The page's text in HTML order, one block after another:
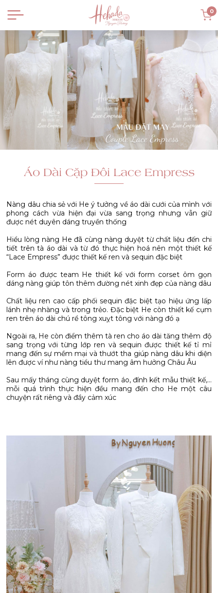
0
Áo Dài Cặp Đôi Lace Empress
Nàng dâu chia sẻ với He ý tưởng về áo dài cưới của mình với
phong cách vừa hiện đại vừa sang trọng nhưng vẫn giữ
được nét duyên dáng truyền thống
Hiểu lòng nàng He đã cùng nàng duyệt từ chất liệu đến chi
tiết trên tà áo dài và từ đó thực hiện hoá nên một thiết kế
“Lace Empress” được thiết kế ren và sequin đặc biệt
Form áo được team He thiết kế với form corset ôm gọn
dáng nàng giúp tôn thêm đường nét xinh đẹp của nàng dâu
Chất liệu ren cao cấp phối sequin đặc biệt tạo hiệu ứng lấp
lánh nhẹ nhàng và trong trẻo. Đặc biệt He còn thiết kế cụm
ren trên áo dài chú rể tông xuỵt tông với nàng đó ạ
Ngoài ra, He còn điểm thêm tà ren cho áo dài tăng thêm độ
sang trọng với từng lớp ren và sequin được thiết kế tỉ mỉ
mang đến sự mềm mại và thướt tha giúp nàng dâu khi diện
lên được ví như nàng tiểu thư mang âm hưởng Châu Âu
Sau mấy tháng cùng duyệt form áo, đính kết mẫu thiết kế,...
mỗi quá trình thực hiện đều mang đến cho He một câu